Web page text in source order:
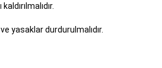
yasaklar durdurulmalıdır.